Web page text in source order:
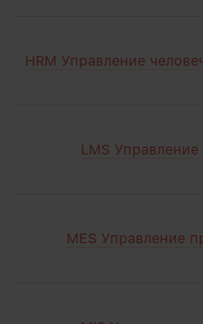
HRM Управление
LMS Управление
MES Управление